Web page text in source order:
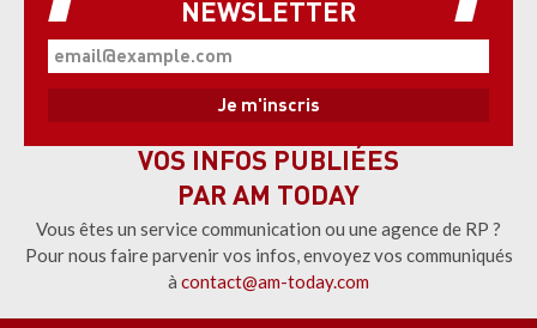
NEWSLETTER
VOS INFOS PUBLIÉES
PAR AM TODAY
Vous êtes un service communication ou une agence de RP ?
Pour nous faire parvenir vos infos, envoyez vos communiqués
à contact@am-today.com